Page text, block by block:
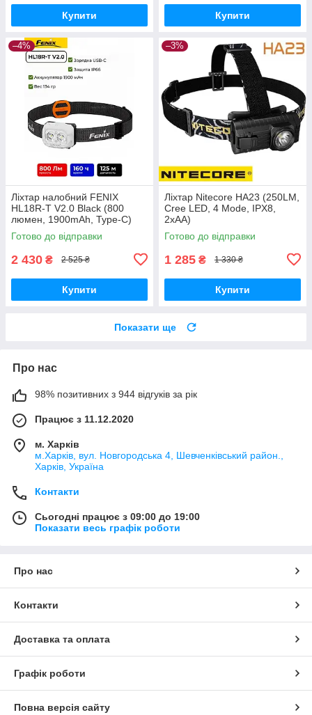
Купити Купити
–4%
Ліхтар налобний FENIX
HL18R-T V2.0 Black (800
люмен, 1900mAh, Type-C)
Готово до відправки
2 430 ₴ 2 525 ₴
Купити
–3%
Ліхтар Nitecore HA23 (250LM,
Cree LED, 4 Mode, IPX8,
2xAA)
Готово до відправки
1 285 ₴ 1 330 ₴
Купити
Показати ще
Про нас
98% позитивних з 944 відгуків за рік
Працює з 11.12.2020
м. Харків
м.Харків, вул. Новгородська 4, Шевченківський район.,
Харків, Україна
Контакти
Сьогодні працює з 09:00 до 19:00
Показати весь графік роботи
Про нас
Контакти
Доставка та оплата
Графік роботи
Повна версія сайту